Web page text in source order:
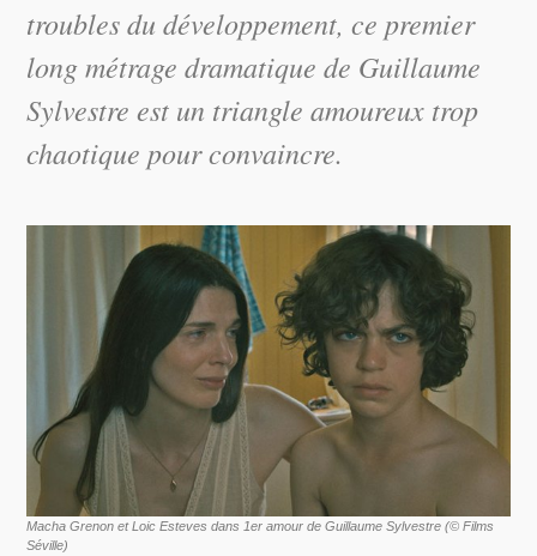
troubles du développement, ce premier
long métrage dramatique de Guillaume
Sylvestre est un triangle amoureux trop
chaotique pour convaincre.
Macha Grenon et Loic Esteves dans 1er amour de Guillaume Sylvestre (© Films
Séville)